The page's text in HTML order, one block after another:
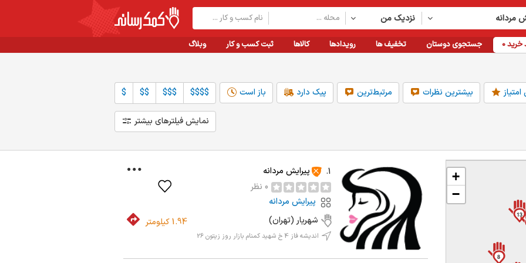
نزدیک من مردانه
وبلاگ ثبت کسب و کار کالاها رویدادها تخفیف ها جستجوی دوستان 0
$ $$ $$$ $$$$ باز است پیک دارد مرتبط‌ترین بیشترین نظرات
نمایش فیلترهای بیشتر
بیشترین نظرات
نزدیک من
بهداشت و درمان
لوازم خانگی
خدمات آموزشی
پمپ بنزین
دسته بندی بیشتر
پیرایش مردانه
قابلیت رزرواسیون
کارت خوان دارد
پارکینگ دارد
مناسب برای کودکان
همه
فاصله
10km
20km
1.
پیرایش مردانه
0 نظر
پیرایش مردانه
شهریار (تهران)
1.94 کیلومتر
اندیشه فاز 4 خ شهید کمنام بازار روز زیتون 26
8
13
+
−